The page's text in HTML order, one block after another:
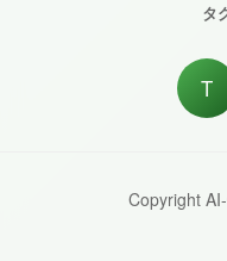
タ
T
Copyright